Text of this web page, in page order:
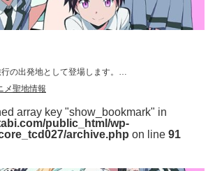
の出発地として登場します。…
メ聖地情報
array key "show_bookmark" in
public_html/wp-
archive.php on line 91